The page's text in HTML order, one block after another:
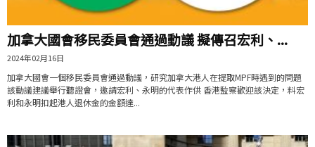
加拿大國會移民委員會通過動議 擬傳召宏利、...
2024年02月16日
加拿大國會一個移民委員會通過動議，研究加拿大港人在提取MPF時遇到的問題
該動議建議舉行聽證會，邀請宏利、永明的代表作供 香港監察歡迎該決定，料宏
利和永明扣起港人退休金的金額達...